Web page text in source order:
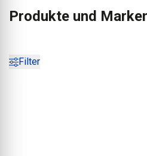
Produkte und
Filter